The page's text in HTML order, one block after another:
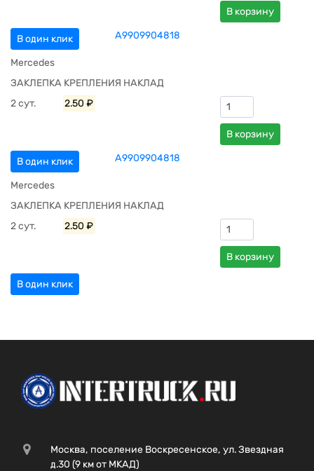
В корзину
В один клик A9909904818
Mercedes
ЗАКЛЕПКА КРЕПЛЕНИЯ НАКЛАД
2 сут.
2.50 ₽
В корзину
В один клик A9909904818
Mercedes
ЗАКЛЕПКА КРЕПЛЕНИЯ НАКЛАД
2 сут.
2.50 ₽
В корзину
В один клик
Москва, поселение Воскресенское, ул. Звездная
д.30 (9 км от МКАД)